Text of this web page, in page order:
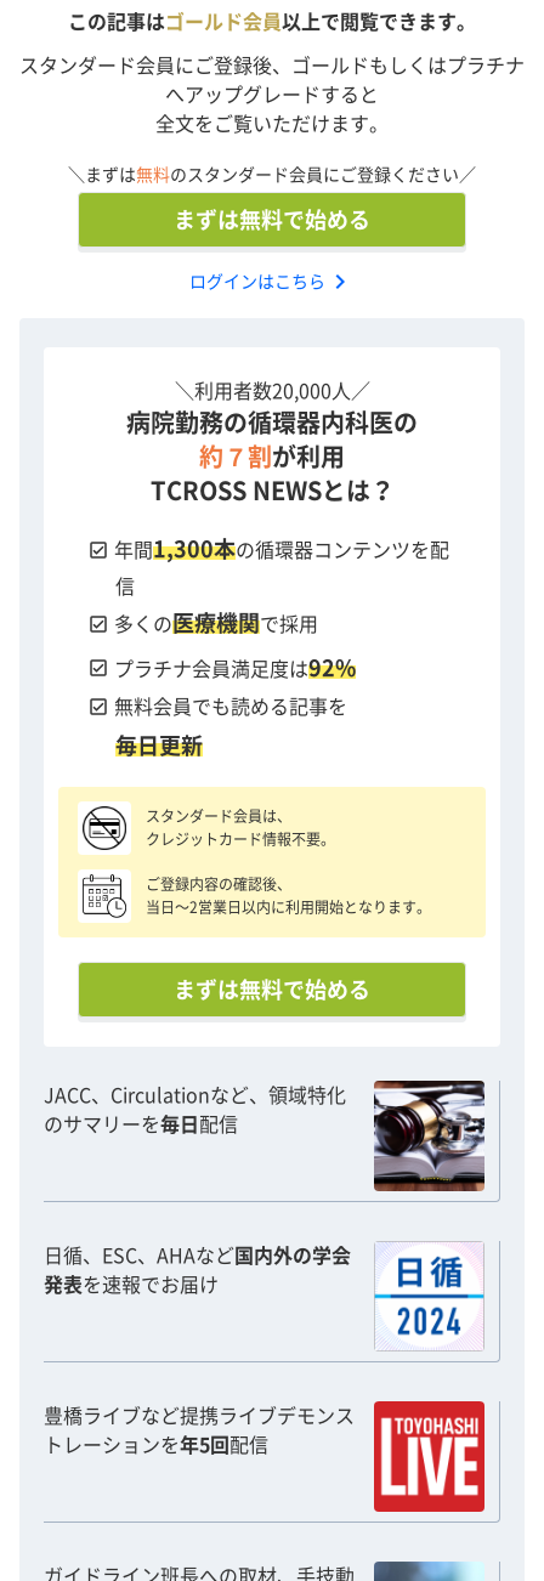
この記事はゴールド会員以上で閲覧できます。
スタンダード会員にご登録後、ゴールドもしくはプラチナ
へアップグレードすると
全文をご覧いただけます。
＼まずは無料のスタンダード会員にご登録ください／
まずは無料で始める
ログインはこちら chevron_right
＼利用者数20,000人／
病院勤務の循環器内科医の
約７割 が利用
TCROSS NEWSとは？
check_box 年間1,300本の循環器コンテンツを配
信
check_box 多くの医療機関で採用
check_box プラチナ会員満足度は92%
check_box 無料会員でも読める記事を
毎日更新
スタンダード会員は、
クレジットカード情報不要。
ご登録内容の確認後、
当日〜2営業日以内に利用開始となります。
まずは無料で始める
JACC、Circulationなど、領域特化
のサマリーを毎日 配信
日循、ESC、AHAなど国内外の学会
発表を速報でお届け
豊橋ライブなど提携ライブデモンス
トレーションを年5回 配信
ガイドライン班長への取材、手技動